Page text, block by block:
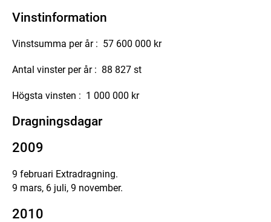
Vinstinformation
Vinstsumma per år : 57 600 000 kr
Antal vinster per år : 88 827 st
Högsta vinsten : 1 000 000 kr
Dragningsdagar
2009
9 februari Extradragning.
9 mars, 6 juli, 9 november.
2010